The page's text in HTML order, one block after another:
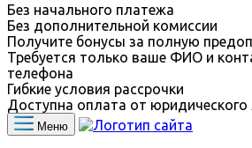
Без начального платежа
Без дополнительной комиссии
Получите бонусы за полную
Требуется только ваше ФИО и
телефона
Гибкие условия рассрочки
Доступна оплата от юридического
Меню